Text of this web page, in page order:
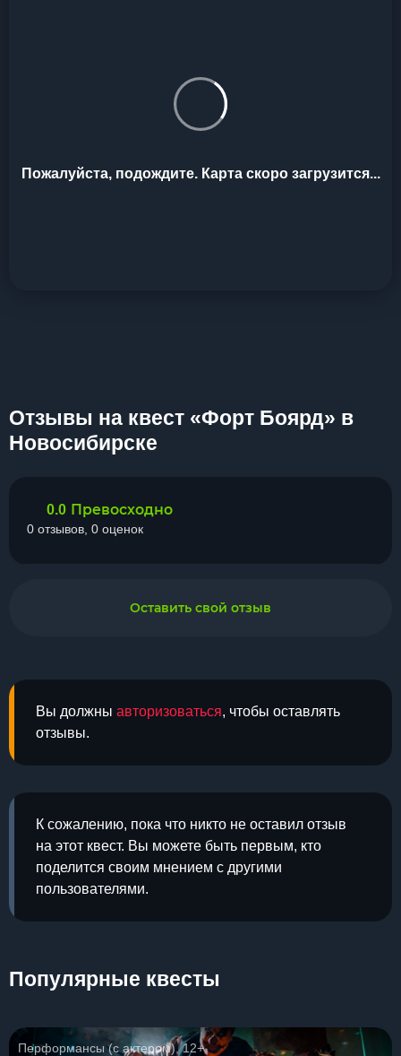
Пожалуйста, подождите. Карта скоро загрузится...
Отзывы на квест «Форт Боярд» в
Новосибирске
Вы должны авторизоваться, чтобы оставлять
отзывы.
К сожалению, пока что никто не оставил отзыв
на этот квест. Вы можете быть первым, кто
поделится своим мнением с другими
пользователями.
0.0 Превосходно
0 отзывов, 0 оценок
Оставить свой отзыв
Популярные квесты
Перформансы (с актером), 12+